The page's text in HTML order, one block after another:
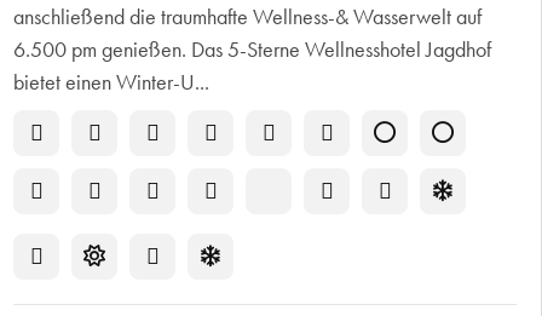
anschließend die traumhafte Wellness-& Wasserwelt auf
6.500 pm genießen. Das 5-Sterne Wellnesshotel Jagdhof
bietet einen Winter-U...